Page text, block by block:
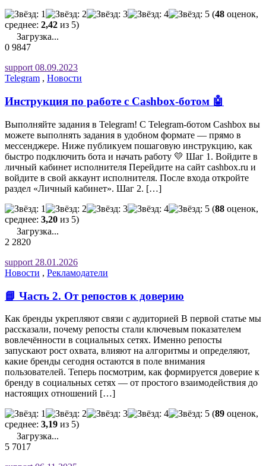
(48 оценок,
среднее: 2,42 из 5)
Загрузка...
0 9847
support 08.09.2023
Telegram , Новости
Инструкция по работе с Cashbox-ботом 🤖
Выполняйте задания в Telegram! С Telegram-ботом Cashbox вы
можете выполнять задания в удобном формате — прямо в
мессенджере. Ниже публикуем пошаговую инструкцию, как
быстро подключить бота и начать работу 💛 Шаг 1. Войдите в
личный кабинет исполнителя Перейдите на сайт cashbox.ru и
войдите в свой аккаунт исполнителя. После входа откройте
раздел «Личный кабинет». Шаг 2. […]
(88 оценок,
среднее: 3,20 из 5)
Загрузка...
2 2820
support 28.01.2026
Новости , Рекламодатели
📘 Часть 2. От репостов к доверию
Как бренды укрепляют связи с аудиторией В первой статье мы
рассказали, почему репосты стали ключевым показателем
вовлечённости в социальных сетях. Именно репосты
запускают рост охвата, влияют на алгоритмы и определяют,
какие бренды сегодня остаются в поле внимания
пользователей. Теперь посмотрим, как формируется доверие к
бренду в социальных сетях — от простого взаимодействия до
настоящих отношений […]
(89 оценок,
среднее: 3,19 из 5)
Загрузка...
5 7017